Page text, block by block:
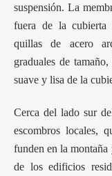
suspensión. La
fuera de la cubierta
quillas de acero
graduales de
suave y lisa de la
Cerca del lado sur
escombros locales,
funden en la
de los edificios